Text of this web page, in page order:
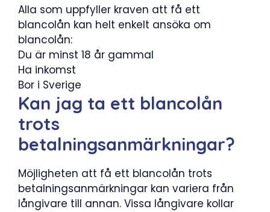
Alla som uppfyller kraven att få ett
blancolån kan helt enkelt ansöka om
blancolån:
Du är minst 18 år gammal
Ha inkomst
Bor i Sverige
Kan jag ta ett blancolån
trots
betalningsanmärkningar?
Möjligheten att få ett blancolån trots
betalningsanmärkningar kan variera från
långivare till annan. Vissa långivare kollar